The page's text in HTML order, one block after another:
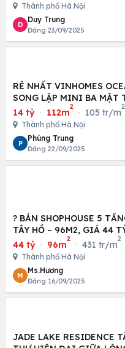
Thành phố Hà Nội
D
Duy Trung
Đăng 23/09/2025
RẺ NHẤT VINHOMES
SONG LẬP MINI BA MẶT
14 tỷ · 112m
2
· 105 tr/m
2
Thành phố Hà Nội
P
Phùng Trung
Đăng 22/09/2025
? BÁN SHOPHOUSE 5
TÂY HỒ – 96M2, GIÁ 44
KINH
44 tỷ · 96m
2
· 431 tr/m
2
Thành phố Hà Nội
M
Ms.Hương
Đăng 16/09/2025
JADE LAKE RESIDENCE